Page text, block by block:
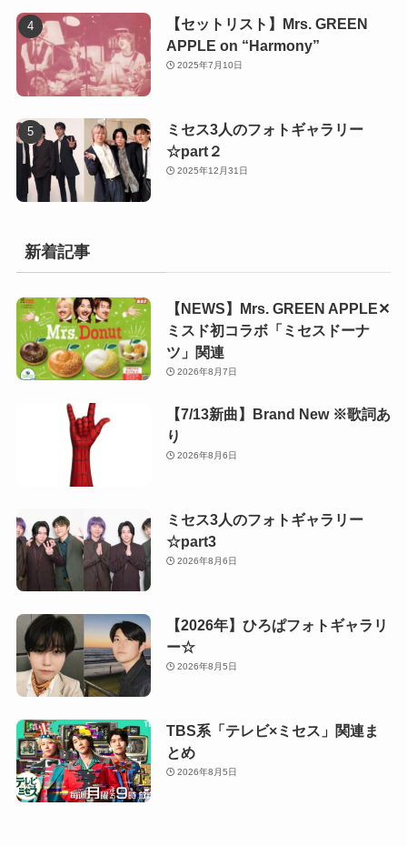
【セットリスト】Mrs. GREEN
APPLE on “Harmony”
2025年7月10日
ミセス3人のフォトギャラリー
☆part２
2025年12月31日
新着記事
【NEWS】Mrs. GREEN APPLE✕
ミスド初コラボ「ミセスドーナ
ツ」関連
2026年8月7日
【7/13新曲】Brand New ※歌詞あ
り
2026年8月6日
ミセス3人のフォトギャラリー
☆part3
2026年8月6日
【2026年】ひろぱフォトギャラリ
ー☆
2026年8月5日
TBS系「テレビ×ミセス」関連ま
とめ
2026年8月5日